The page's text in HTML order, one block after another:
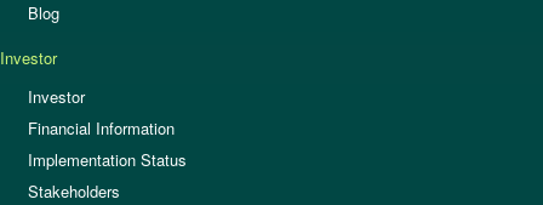
Blog
Investor
Investor
Financial Information
Implementation Status
Stakeholders